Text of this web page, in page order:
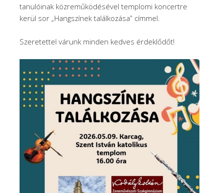
tanulóinak közreműködésével templomi koncertre
kerül sor „Hangszínek találkozása” címmel.
Szeretettel várunk minden kedves érdeklődőt!